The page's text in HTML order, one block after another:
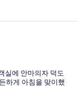
실에 안마의자 덕도
하게 아침을 맞이했